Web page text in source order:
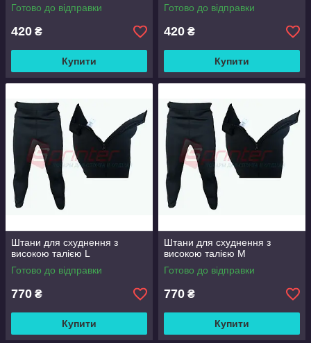
Готово до відправки
420 ₴
Купити
Готово до відправки
420 ₴
Купити
Штани для схуднення з
високою талією L
Готово до відправки
770 ₴
Купити
Штани для схуднення з
високою талією М
Готово до відправки
770 ₴
Купити